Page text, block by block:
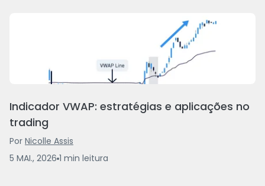
Indicador VWAP: estratégias e aplicações no
trading
Por Nicolle Assis
5 MAI., 2026 1 min leitura